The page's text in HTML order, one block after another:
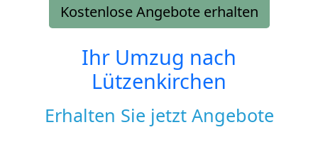
Kostenlose Angebote erhalten
Ihr Umzug nach
Lützenkirchen
Erhalten Sie jetzt Angebote